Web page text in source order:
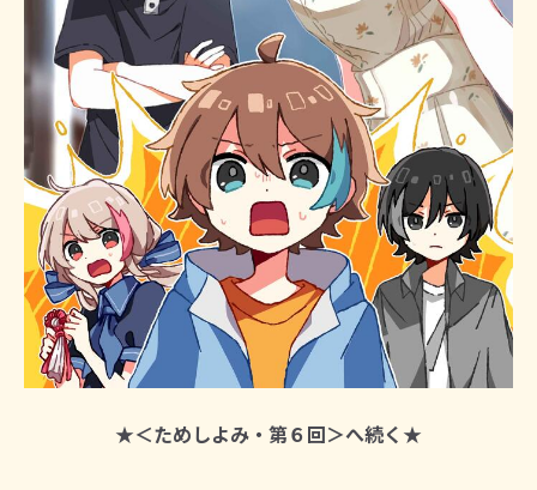
★＜ためしよみ・ 第６回＞へ続く★